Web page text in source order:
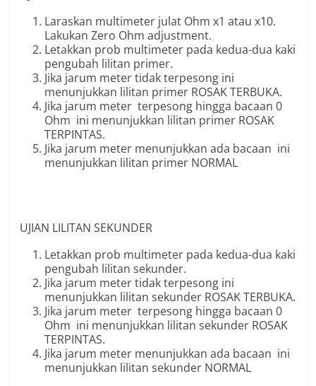
Laraskan multimeter julat Ohm x1 atau x10.
Lakukan Zero Ohm adjustment.
Letakkan prob multimeter pada kedua-dua kaki
pengubah lilitan primer.
Jika jarum meter tidak terpesong ini
menunjukkan lilitan primer ROSAK TERBUKA.
Jika jarum meter terpesong hingga bacaan 0
Ohm ini menunjukkan lilitan primer ROSAK
TERPINTAS.
Jika jarum meter menunjukkan ada bacaan ini
menunjukkan lilitan primer NORMAL
UJIAN LILITAN SEKUNDER
Letakkan prob multimeter pada kedua-dua kaki
pengubah lilitan sekunder.
Jika jarum meter tidak terpesong ini
menunjukkan lilitan sekunder ROSAK TERBUKA.
Jika jarum meter terpesong hingga bacaan 0
Ohm ini menunjukkan lilitan sekunder ROSAK
TERPINTAS.
Jika jarum meter menunjukkan ada bacaan ini
menunjukkan lilitan sekunder NORMAL